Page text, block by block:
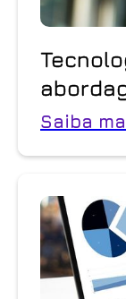
Saiba